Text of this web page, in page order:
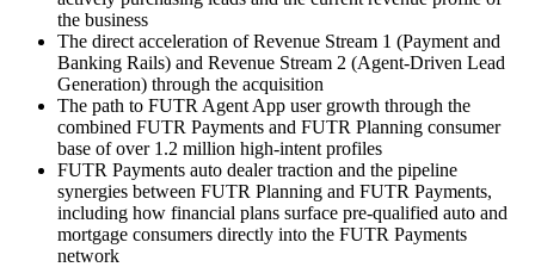
the business
The direct acceleration of Revenue Stream 1 (Payment and
Banking Rails) and Revenue Stream 2 (Agent-Driven Lead
Generation) through the acquisition
The path to FUTR Agent App user growth through the
combined FUTR Payments and FUTR Planning consumer
base of over 1.2 million high-intent profiles
FUTR Payments auto dealer traction and the pipeline
synergies between FUTR Planning and FUTR Payments,
including how financial plans surface pre-qualified auto and
mortgage consumers directly into the FUTR Payments
network